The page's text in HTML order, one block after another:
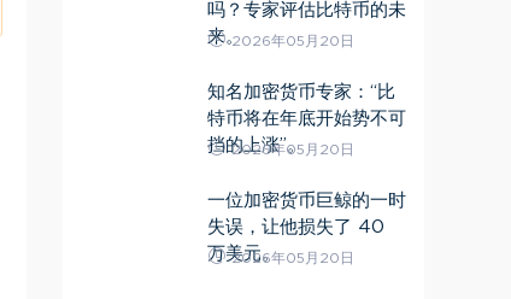
吗？专家评估比特币的未
来。2026年05月20日
知名加密货币专家：“比
特币将在年底开始势不可
挡的上涨”。
2026年05月20日
一位加密货币巨鲸的一时
失误，让他损失了 40
万美元。
2026年05月20日